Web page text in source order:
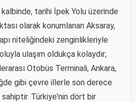
tarihi İpek Yolu üzerinde
olarak konumlanan Aksaray,
niteliğindeki zenginlikleriyle
ulaşım oldukça kolaydır;
Otobüs Terminali, Ankara,
gibi çevre illerle son derece
sahiptir. Türkiye'nin dört bir